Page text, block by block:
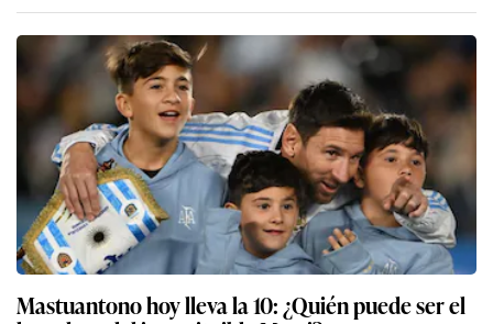
Mastuantono hoy lleva la 10: ¿Quién puede ser el